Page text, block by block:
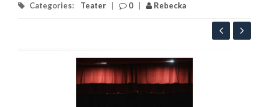
Categories: Teater 0 Rebecka